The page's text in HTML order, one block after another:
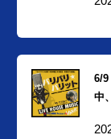
6/9
中